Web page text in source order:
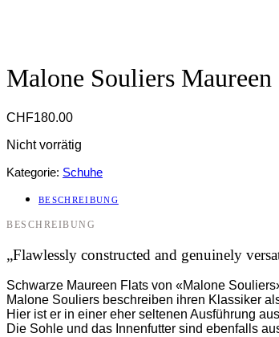
Malone Souliers Maureen
CHF180.00
Nicht vorrätig
Kategorie: Schuhe
BESCHREIBUNG
BESCHREIBUNG
„Flawlessly constructed and genuinely
Schwarze Maureen Flats von «Malone
Malone Souliers beschreiben ihren Klassiker
Hier ist er in einer eher seltenen Ausführung
Die Sohle und das Innenfutter sind ebenfalls